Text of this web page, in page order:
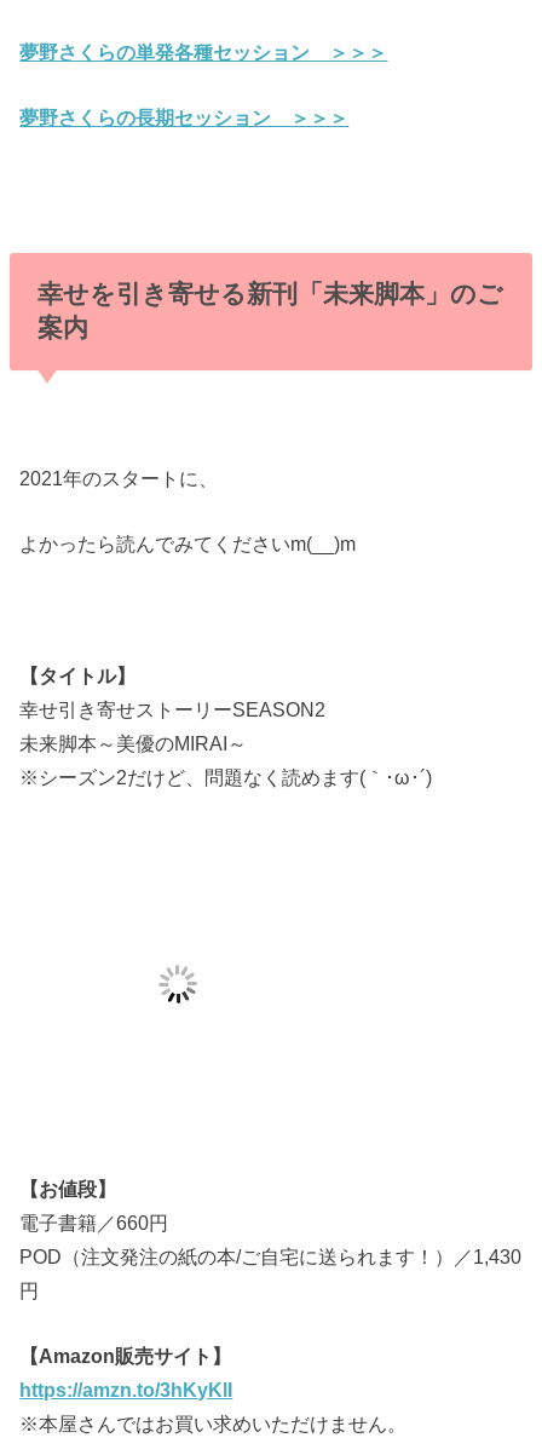
夢野さくらの単発各種セッション ＞＞＞
夢野さくらの長期セッション ＞＞＞
幸せを引き寄せる新刊「未来脚本」のご
案内
2021年のスタートに、
よかったら読んでみてくださいm(__)m
【タイトル】
幸せ引き寄せストーリーSEASON2
未来脚本～美優のMIRAI～
※シーズン2だけど、問題なく読めます(｀･ω･´)ゞ
【お値段】
電子書籍／660円
POD（注文発注の紙の本/ご自宅に送られます！）／1,430
円
【Amazon販売サイト】
https://amzn.to/3hKyKlI
※本屋さんではお買い求めいただけません。